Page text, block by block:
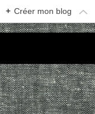
+ Créer mon blog